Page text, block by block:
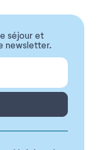
séjour et
newsletter.